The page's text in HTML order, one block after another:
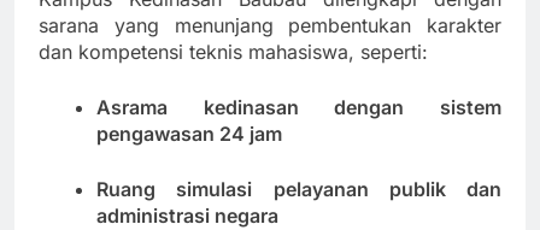
sarana yang menunjang pembentukan karakter
dan kompetensi teknis mahasiswa, seperti:
Asrama kedinasan dengan sistem
pengawasan 24 jam
Ruang simulasi pelayanan publik dan
administrasi negara